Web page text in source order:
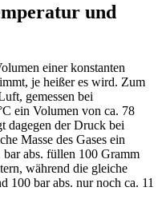
und
einer konstanten
je heißer es wird. Zum
gemessen bei
ein Volumen von ca. 78
dagegen der Druck bei
Masse des Gases ein
abs. füllen 100 Gramm
während die gleiche
100 bar abs. nur noch ca. 11